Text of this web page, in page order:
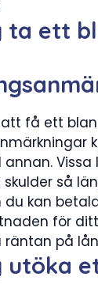
ta ett
få ett
Vissa
så
du kan
för
räntan på
utöka